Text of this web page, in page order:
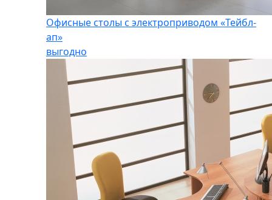
Офисные столы с электроприводом «Тейбл-
ап»
выгодно